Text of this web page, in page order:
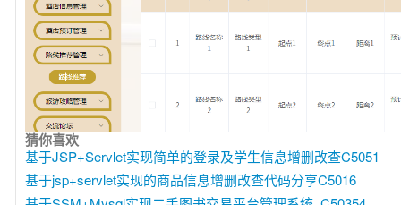
猜你喜欢
基于JSP+Servlet实现简单的登录及学生信息增删改查C5051
基于jsp+servlet实现的商品信息增删改查代码分享C5016